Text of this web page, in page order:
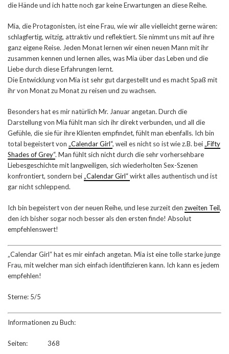
die Hände und ich hatte noch gar keine Erwartungen an diese Reihe.
Mia, die Protagonisten, ist eine Frau, wie wir alle vielleicht gerne wären:
schlagfertig, witzig, attraktiv und reflektiert. Sie nimmt uns mit auf ihre
ganz eigene Reise. Jeden Monat lernen wir einen neuen Mann mit ihr
zusammen kennen und lernen alles, was Mia über das Leben und die
Liebe durch diese Erfahrungen lernt.
Die Entwicklung von Mia ist sehr gut dargestellt und es macht Spaß mit
ihr von Monat zu Monat zu reisen und zu wachsen.
Besonders hat es mir natürlich Mr. Januar angetan. Durch die
Darstellung von Mia fühlt man sich ihr direkt verbunden, und all die
Gefühle, die sie für ihre Klienten empfindet, fühlt man ebenfalls. Ich bin
total begeistert von „Calendar Girl“, weil es nicht so ist wie z.B. bei „Fifty
Shades of Grey“. Man fühlt sich nicht durch die sehr vorhersehbare
Liebesgeschichte mit langweiligen, sich wiederholten Sex-Szenen
konfrontiert, sondern bei „Calendar Girl“wirkt alles authentisch und ist
gar nicht schleppend.
Ich bin begeistert von der neuen Reihe, und lese zurzeit den zweiten Teil,
den ich bisher sogar noch besser als den ersten finde! Absolut
empfehlenswert!
„Calendar Girl“ hat es mir einfach angetan. Mia ist eine tolle starke junge
Frau, mit welcher man sich einfach identifizieren kann. Ich kann es jedem
empfehlen!
Sterne: 5/5
Informationen zu Buch:
Seiten: 368